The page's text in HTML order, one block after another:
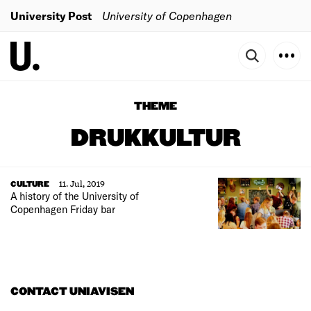
University Post University of Copenhagen
THEME
DRUKKULTUR
CULTURE
11. Jul, 2019
A history of the University of
Copenhagen Friday bar
CONTACT UNIAVISEN